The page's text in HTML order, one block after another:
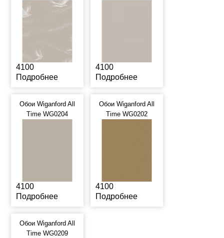
4100
Подробнее
4100
Подробнее
Обои Wiganford All
Time WG0204
4100
Подробнее
Обои Wiganford All
Time WG0202
4100
Подробнее
Обои Wiganford All
Time WG0209